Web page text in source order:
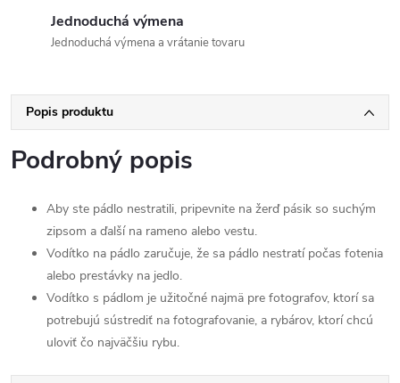
Jednoduchá výmena
Jednoduchá výmena a vrátanie tovaru
Popis produktu
Podrobný popis
Aby ste pádlo nestratili, pripevnite na žerď pásik so suchým
zipsom a ďalší na rameno alebo vestu.
Vodítko na pádlo zaručuje, že sa pádlo nestratí počas fotenia
alebo prestávky na jedlo.
Vodítko s pádlom je užitočné najmä pre fotografov, ktorí sa
potrebujú sústrediť na fotografovanie, a rybárov, ktorí chcú
uloviť čo najväčšiu rybu.